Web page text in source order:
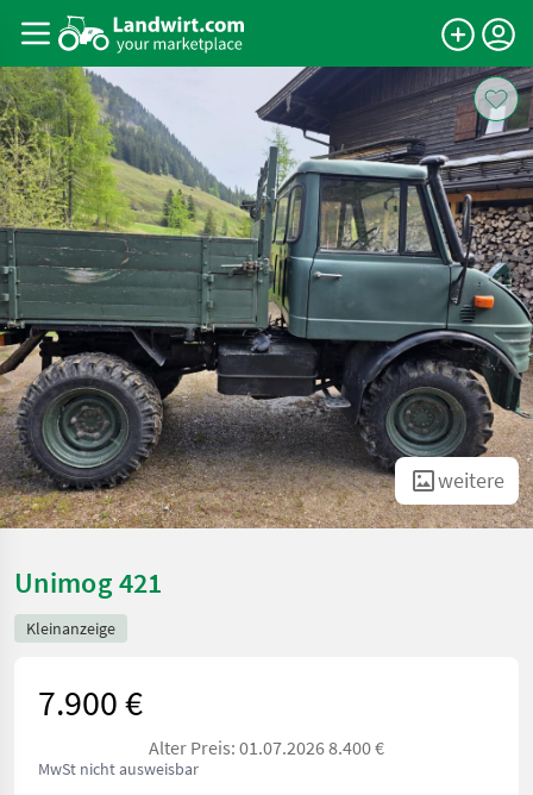
weitere
Unimog 421
Kleinanzeige
7.900 €
Alter Preis: 01.07.2026 8.400 €
MwSt nicht ausweisbar